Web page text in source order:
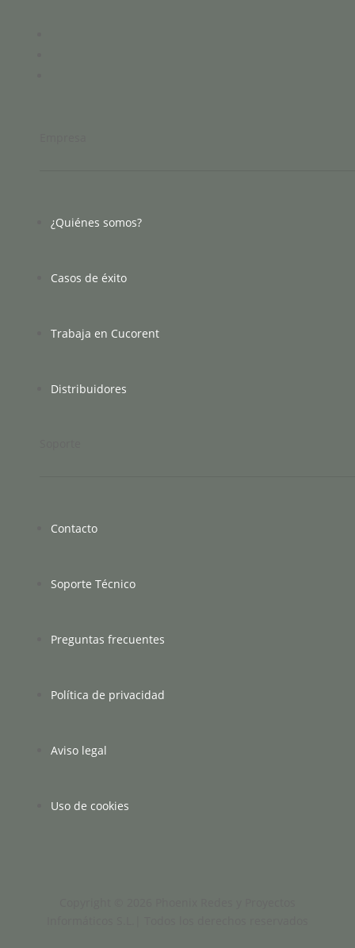
¿Quiénes somos?
Casos de éxito
Trabaja en Cucorent
Distribuidores
Contacto
Soporte Técnico
Preguntas frecuentes
Política de privacidad
Aviso legal
Uso de cookies